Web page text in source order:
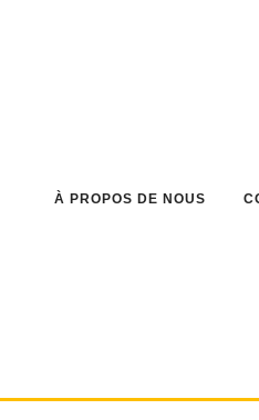
À PROPOS DE NOUS